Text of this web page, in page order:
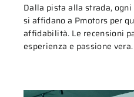
Dalla pista alla strada,
si affidano a Pmotors per
affidabilità. Le recensioni
esperienza e passione vera.